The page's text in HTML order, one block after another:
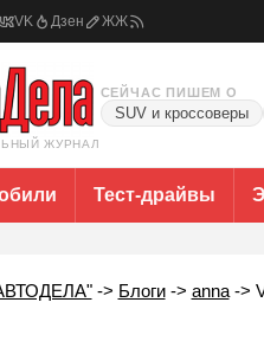
VK Дзен ЖЖ
ЖУРНАЛ
СЕЙЧАС ПИШЕМ О
SUV и кроссоверы
Тест-драйвы
-> Блоги-> anna->